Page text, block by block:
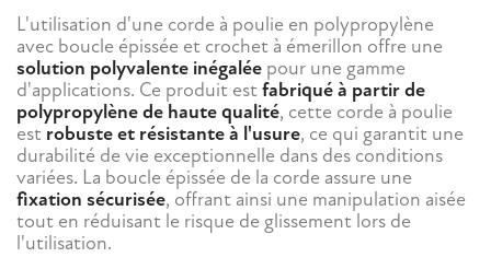
L'utilisation d'une corde à poulie en polypropylène
avec boucle épissée et crochet à émerillon offre une
solution polyvalente inégalée pour une gamme
d'applications. Ce produit estfabriqué à partir de
polypropylène de haute qualité, cette corde à poulie
est robuste et résistante à l'usure, ce qui garantit une
durabilité de vie exceptionnelle dans des conditions
variées. La boucle épissée de la corde assure une
fixation sécurisée, offrant ainsi une manipulation aisée
tout en réduisant le risque de glissement lors de
l'utilisation.